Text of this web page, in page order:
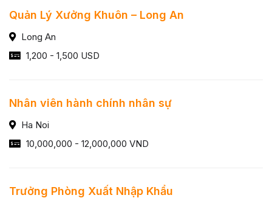
Quản Lý Xưởng Khuôn – Long An
Long An
1,200 - 1,500 USD
Nhân viên hành chính nhân sự
Ha Noi
10,000,000 - 12,000,000 VND
Trưởng Phòng Xuất Nhập Khẩu